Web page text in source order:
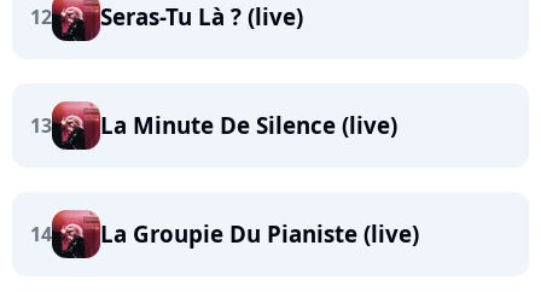
12 Seras-Tu Là ? (live)
13 La Minute De Silence (live)
14 La Groupie Du Pianiste (live)